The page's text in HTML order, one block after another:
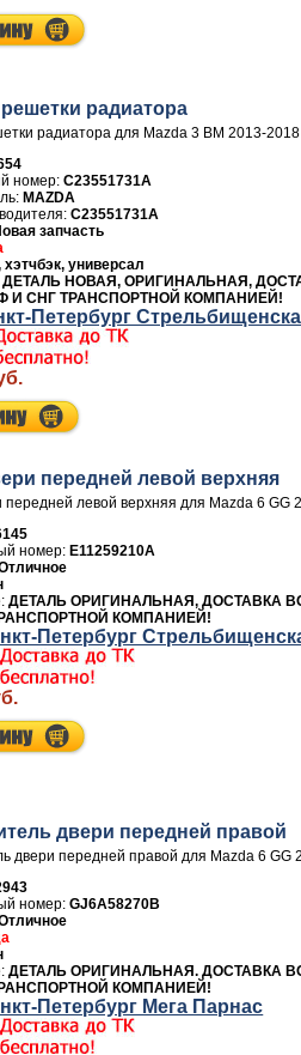
радиатора
радиатора для Mazda 3 BM 2013-2018
C23551731A
MAZDA
C23551731A
запчасть
хэтчбэк, универсал
ДЕТАЛЬ НОВАЯ, ОРИГИНАЛЬНАЯ,
И СНГ ТРАНСПОРТНОЙ КОМПАНИЕЙ!
Петербург
передней левой верхняя
передней левой верхняя для Mazda 6 GG
E11259210A
ДЕТАЛЬ ОРИГИНАЛЬНАЯ, ДОСТАВКА
КОМПАНИЕЙ!
Петербург
двери передней правой
двери передней правой для Mazda 6 GG
GJ6A58270B
ДЕТАЛЬ ОРИГИНАЛЬНАЯ. ДОСТАВКА
КОМПАНИЕЙ!
Петербург Мега Парнас